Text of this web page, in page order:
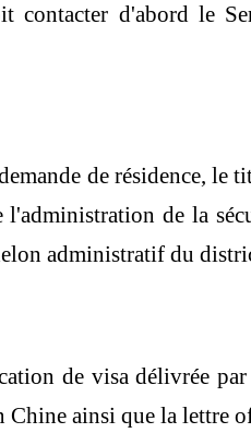
contacter d'abord le
de résidence,
l'administration de la
administratif du
de visa délivrée
ainsi que la lettre